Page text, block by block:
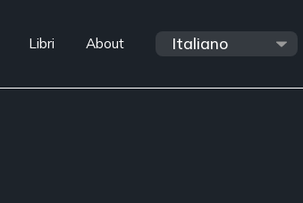
Libri About